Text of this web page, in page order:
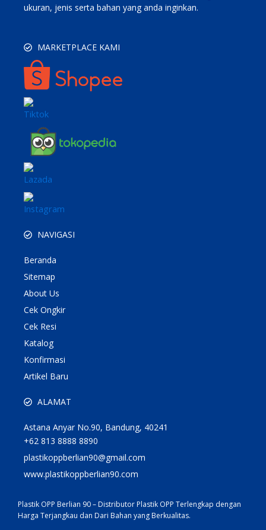
ukuran, jenis serta bahan yang anda inginkan.
MARKETPLACE KAMI
NAVIGASI
Beranda
Sitemap
About Us
Cek Ongkir
Cek Resi
Katalog
Konfirmasi
Artikel Baru
ALAMAT
Astana Anyar No.90, Bandung, 40241
+62 813 8888 8890
plastikoppberlian90@gmail.com
www.plastikoppberlian90.com
Plastik OPP Berlian 90 – Distributor Plastik OPP Terlengkap dengan
Harga Terjangkau dan Dari Bahan yang Berkualitas.